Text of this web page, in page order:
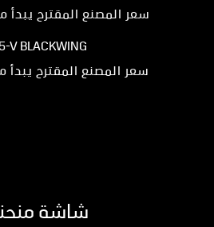
سعر المصنع المقترح يبدأ
V BLACKWING
سعر المصنع المقترح يبدأ
شاشة